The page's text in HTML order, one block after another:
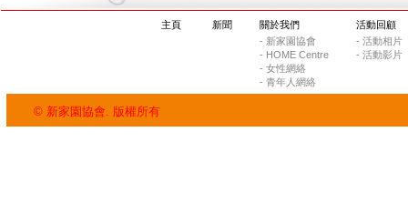
主頁 新聞
關於我們
- 新家園協會
- HOME Centre
- 女性網絡
- 青年人網絡
活動回顧
- 活動相片
- 活動影片
© 新家園協會. 版權所有